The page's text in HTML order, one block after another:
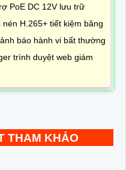
PoE DC 12V lưu trữ
H.265+ tiết kiệm băng
báo hành vi bất thường
trình duyệt web giám
THAM KHẢO